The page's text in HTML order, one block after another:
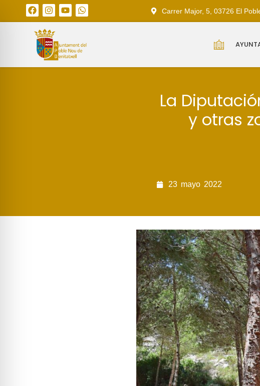
Carrer Major, 5, 03726 El
La
y otras
23 mayo 2022